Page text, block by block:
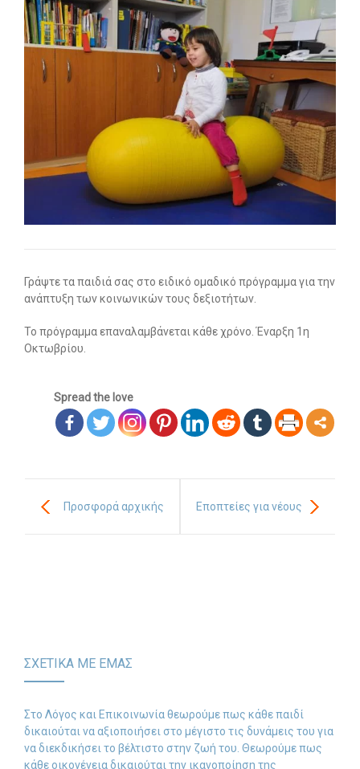
Διαδικασίες
-- Θεραπευτικά Υλικά & Μέθοδοι
-- Διασφάλιση Ποιότητας – Υγιεινή Χώρων
-- Ατομικά Προγράμματα
-- Κατ’οίκον Προγράμματα
-- Ομαδικά Προγράμματα
-- Εργοθεραπεία
-- Συμβουλευτική
-- Ειδική Αγωγή
-- Παιδοψυχίατρος
-- Συμβουλευτική
-- Διαταραχές
Δωρεάν Υλικό
Γράψτε τα παιδιά σας στο ειδικό ομαδικό πρόγραμμα για την
ανάπτυξη των κοινωνικών τους δεξιοτήτων.
Το πρόγραμμα επαναλαμβάνεται κάθε χρόνο. Έναρξη 1η
Οκτωβρίου.
Spread the love
Προσφορά αρχικής Εποπτείες για νέους
ΣΧΕΤΙΚΑ ΜΕ ΕΜΑΣ
Στο Λόγος και Επικοινωνία θεωρούμε πως κάθε παιδί
δικαιούται να αξιοποιήσει στο μέγιστο τις δυνάμεις του για
να διεκδικήσει το βέλτιστο στην ζωή του. Θεωρούμε πως
κάθε οικογένεια δικαιούται την ικανοποίηση της